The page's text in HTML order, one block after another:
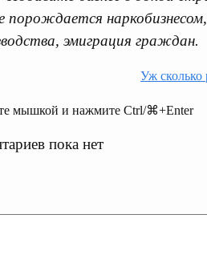
порождается
эмиграция граждан.
Уж сколько
мышкой и нажмите Ctrl/⌘+Enter
пока нет